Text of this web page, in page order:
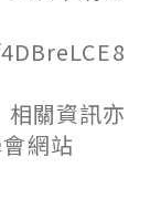
相關資訊亦
網站